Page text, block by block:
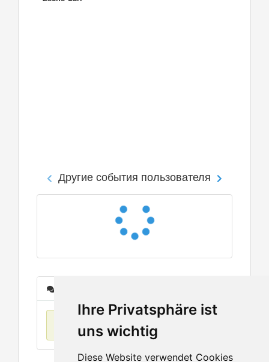
Ihre Privatsphäre ist
uns wichtig
Diese Website verwendet Cookies
Другие события пользователя